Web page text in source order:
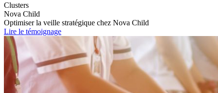
Clusters
Nova Child
Optimiser la veille stratégique chez Nova Child
Lire le témoignage